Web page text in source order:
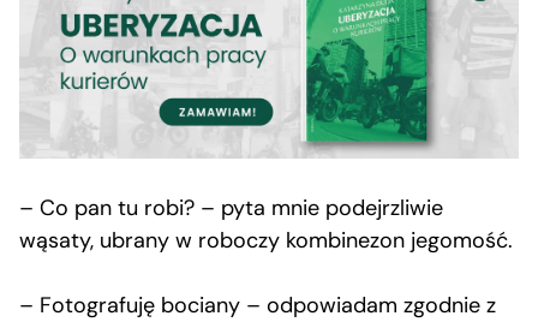
–­ Co pan tu robi? – pyta mnie podejrzliwie
wąsaty, ubrany w roboczy kombinezon jegomość.
–­ Fotografuję bociany – odpowiadam zgodnie z